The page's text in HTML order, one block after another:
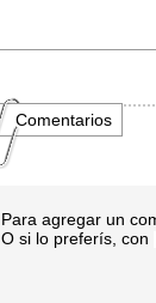
Comentarios
Para agregar un
O si lo preferís, con